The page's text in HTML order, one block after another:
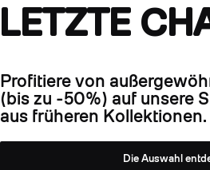
LETZTE
Profitiere von
(bis zu -50%) auf unsere
aus früheren Kollektionen.
Die Auswahl